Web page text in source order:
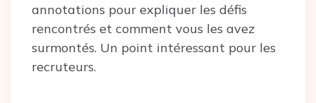
annotations pour expliquer les défis
rencontrés et comment vous les avez
surmontés. Un point intéressant pour les
recruteurs.